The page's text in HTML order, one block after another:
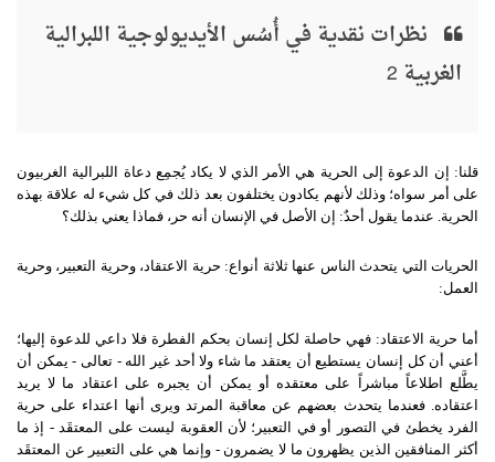
نظرات نقدية في أُسُس الأيديولوجية اللبرالية
الغربية 2
قلنا: إن الدعوة إلى الحرية هي الأمر الذي لا يكاد يُجمِع دعاة اللبرالية الغربيون
على أمر سواه؛ وذلك لأنهم يكادون يختلفون بعد ذلك في كل شيء له علاقة بهذه
الحرية عندما يقول أحدٌ: إن الأصل في الإنسان أنه حر، فماذا يعني بذلك؟
الحريات التي يتحدث الناس عنها ثلاثة أنواع: حرية الاعتقاد، وحرية التعبير، وحرية
العمل:
أما حرية الاعتقاد: فهي حاصلة لكل إنسان بحكم الفطرة فلا داعي للدعوة إليها؛
أعني أن كل إنسان يستطيع أن يعتقد ما شاء ولا أحد غير الله -تعالى - يمكن أن
يطَّلع اطلاعاً مباشراً على معتقده أو يمكن أن يجبره على اعتقاد ما لا يريد
اعتقاده.فعندما يتحدث بعضهم عن معاقبة المرتد ويرى أنها اعتداء على حرية
الفرد يخطئ في التصور أو في التعبير؛ لأن العقوبة ليست على المعتقَد- إذ ما
أكثر المنافقين الذين يظهرون ما لا يضمرون - وإنما هي على التعبير عن المعتقَد